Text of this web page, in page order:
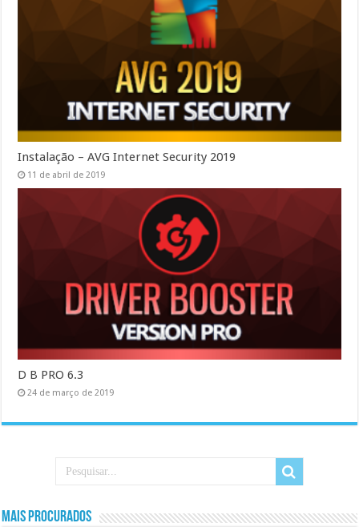
Instalação – AVG Internet Security 2019
11 de abril de 2019
D B PRO 6.3
24 de março de 2019
Mais Procurados